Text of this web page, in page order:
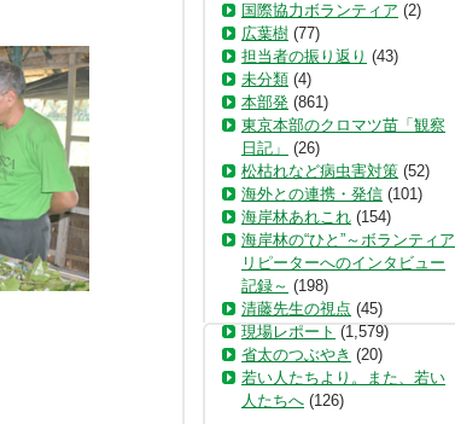
国際協力ボランティア (2)
広葉樹 (77)
担当者の振り返り (43)
未分類 (4)
本部発 (861)
東京本部のクロマツ苗「観察
日記」
(26)
松枯れなど病虫害対策 (52)
海外との連携・発信 (101)
海岸林あれこれ (154)
海岸林の“ひと”～ボランティア
リピーターへのインタビュー
記録～ (198)
清藤先生の視点 (45)
現場レポート (1,579)
省太のつぶやき (20)
若い人たちより。また、若い
人たちへ (126)